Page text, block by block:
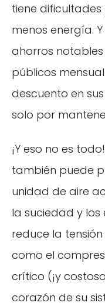
tiene
menos energía.
ahorros
públicos
descuento en
solo por
¡Y eso no es
también puede
unidad de aire
la suciedad y los
reduce la
como el
crítico (¡y
corazón de su